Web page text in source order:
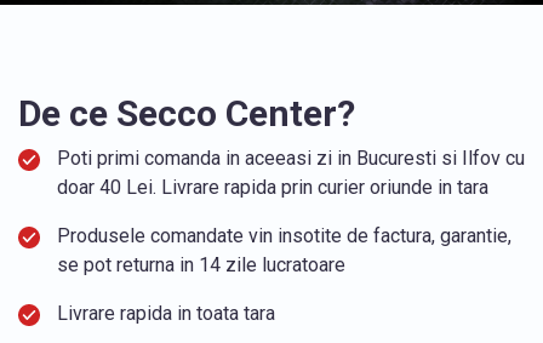
De ce Secco Center?
Poti primi comanda in aceeasi zi in Bucuresti si Ilfov cu
doar 40 Lei. Livrare rapida prin curier oriunde in tara
Produsele comandate vin insotite de factura, garantie,
se pot returna in 14 zile lucratoare
Livrare rapida in toata tara